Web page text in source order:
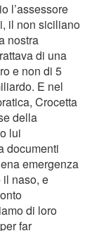
l’assessore
il non siciliano
nostra
di una
e non di 5
E nel
Crocetta
della
lui
documenti
emergenza
naso, e
di loro
far